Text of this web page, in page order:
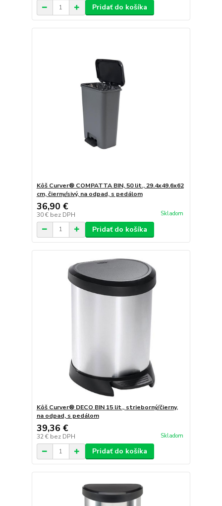
Pridať do košíka
Kôš Curver® COMPATTA BIN, 50 lit., 29.4x49.6x62
cm, čierny/sivý, na odpad, s pedálom
36,90 €
30 € bez DPH Skladom
Pridať do košíka
Kôš Curver® DECO BIN 15 lit., strieborný/čierny,
na odpad, s pedálom
39,36 €
32 € bez DPH Skladom
Pridať do košíka